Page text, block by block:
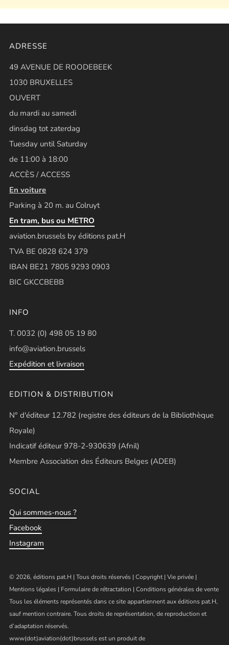
ADRESSE
49 AVENUE DE ROODEBEEK
1030 BRUXELLES
OUVERT
du mardi au samedi
dinsdag tot zaterdag
Tuesday until Saturday
de 11:00 à 18:00
ACCÈS / ACCESS
En voiture
Parking à 20 m. au Colruyt
En tram, bus ou METRO
aviation.brussels by éditions pat.H
TVA BE 0828 624 379
IBAN BE21 7805 9293 0903
BIC GKCCBEBB
INFO
T. 0032 (0) 498 05 19 80
info@aviation.brussels
Expédition et livraison
EDITION & DISTRIBUTION
N° d'éditeur 12.782 (registre des éditeurs de la Bibliothèque
Royale)
Indicatif éditeur 978-2-930639 (Afnil)
Membre Association des Éditeurs Belges (ADEB)
SOCIAL
Qui sommes-nous ?
Facebook
Instagram
© 2026, éditions pat.H | Tous droits réservés | Copyright| Vie privée |
Mentions légales | Formulaire de rétractation | Conditions générales de vente
Tous les éléments représentés dans ce site appartiennent aux éditions pat.H,
sauf mention contraire. Tous droits de représentation, de reproduction et
d’adaptation réservés.
www(dot)aviation(dot)brussels est un produit de